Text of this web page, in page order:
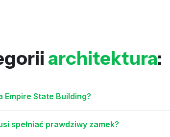
architektura:
Empire State Building?
spełniać prawdziwy zamek?